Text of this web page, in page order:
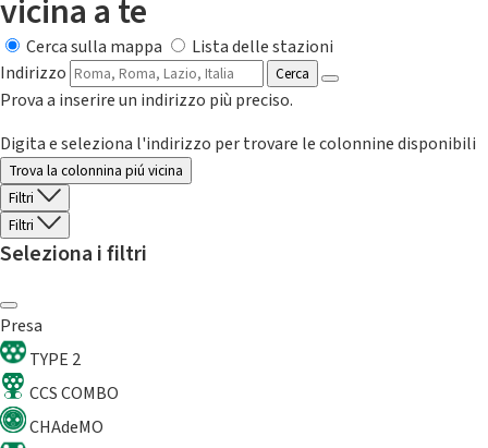
vicina a te
Cerca sulla mappa
Lista delle stazioni
Indirizzo
Cerca
Prova a inserire un indirizzo più preciso.
Digita e seleziona l'indirizzo per trovare le colonnine disponibili
Trova la colonnina piú vicina
Filtri
Filtri
Seleziona i filtri
Presa
TYPE 2
CCS COMBO
CHAdeMO